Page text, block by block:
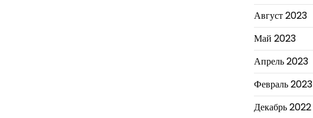
Август 2023
Май 2023
Апрель 2023
Февраль 2023
Декабрь 2022